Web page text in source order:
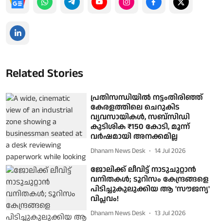
Related Stories
പ്രതിസന്ധിയില്‍ നട്ടംതിരിഞ്ഞ്
കേരളത്തിലെ ചെറുകിട
വ്യവസായികള്‍, സബ്‌സിഡി
കുടിശിക ₹150 കോടി, മൂന്ന്
വര്‍ഷമായി അനക്കമില്ല
Dhanam News Desk 14 Jul 2026
ജോലിക്ക് ലീവിട്ട് നാടുചുറ്റാൻ
വനിതകൾ; ടൂറിസം കേന്ദ്രങ്ങളെ
പിടിച്ചുകുലുക്കിയ ആ 'സൗജന്യ'
വിപ്ലവം!
Dhanam News Desk 13 Jul 2026